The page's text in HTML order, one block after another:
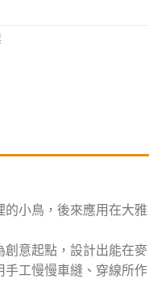
的小鳥，後來應用在大雅
意起點，設計出能在麥
手工慢慢車縫、穿線所作